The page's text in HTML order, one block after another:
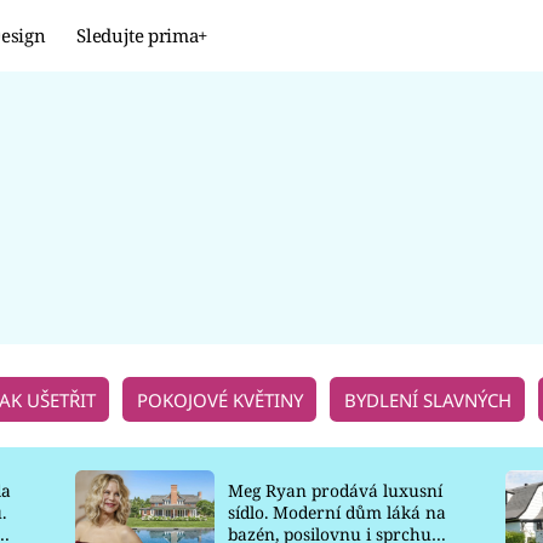
Sledujte prima+
UŠETŘIT POKOJOVÉ KVĚTINY BYDLENÍ SLAVNÝCH
Meg Ryan prodává luxusní
sídlo. Moderní dům láká na
bazén, posilovnu i sprchu